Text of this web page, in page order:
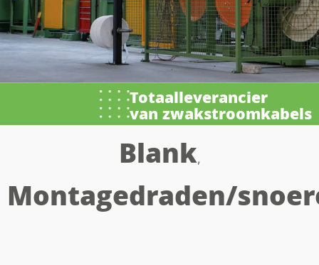
Totaalleverancier
van zwakstroomkabels
Blank,
Montagedraden/